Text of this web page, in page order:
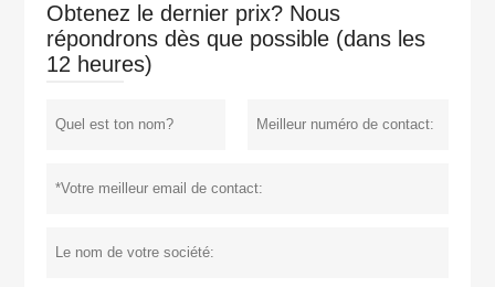
Obtenez le dernier prix? Nous
répondrons dès que possible (dans les
12 heures)